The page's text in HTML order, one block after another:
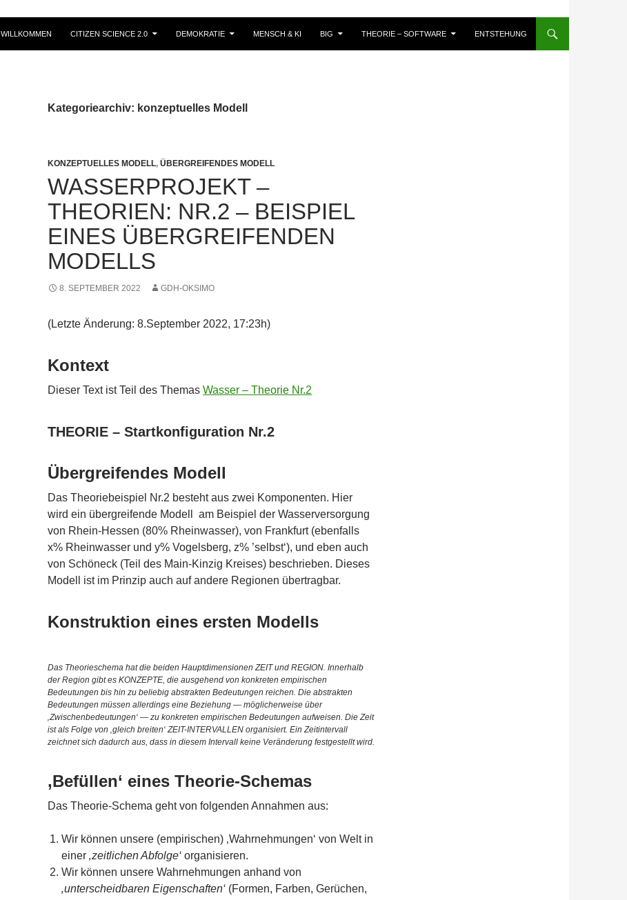
WILLKOMMEN CITIZEN SCIENCE 2.0 DEMOKRATIE MENSCH & KI BIG THEORIE – SOFTWARE ENTSTEHUNG
Kategoriearchiv: konzeptuelles Modell
KONZEPTUELLES MODELL, ÜBERGREIFENDES MODELL
WASSERPROJEKT –
THEORIEN: NR.2 – BEISPIEL
EINES ÜBERGREIFENDEN
MODELLS
8. SEPTEMBER 2022 GDH-OKSIMO
(Letzte Änderung: 8.September 2022, 17:23h)
Kontext
Dieser Text ist Teil des Themas Wasser – Theorie Nr.2
THEORIE – Startkonfiguration Nr.2
Übergreifendes Modell
Das Theoriebeispiel Nr.2 besteht aus zwei Komponenten. Hier
wird ein übergreifende Modell am Beispiel der Wasserversorgung
von Rhein-Hessen (80% Rheinwasser), von Frankfurt (ebenfalls
x% Rheinwasser und y% Vogelsberg, z% ’selbst‘), und eben auch
von Schöneck (Teil des Main-Kinzig Kreises) beschrieben. Dieses
Modell ist im Prinzip auch auf andere Regionen übertragbar.
Konstruktion eines ersten Modells
Das Theorieschema hat die beiden Hauptdimensionen ZEIT und REGION. Innerhalb
der Region gibt es KONZEPTE, die ausgehend von konkreten empirischen
Bedeutungen bis hin zu beliebig abstrakten Bedeutungen reichen. Die abstrakten
Bedeutungen müssen allerdings eine Beziehung — möglicherweise über
‚Zwischenbedeutungen‘ — zu konkreten empirischen Bedeutungen aufweisen. Die Zeit
ist als Folge von ‚gleich breiten‘ ZEIT-INTERVALLEN organisiert. Ein Zeitintervall
zeichnet sich dadurch aus, dass in diesem Intervall keine Veränderung festgestellt wird.
‚Befüllen‘ eines Theorie-Schemas
Das Theorie-Schema geht von folgenden Annahmen aus:
Wir können unsere (empirischen) ‚Wahrnehmungen‘ von Welt in
einer ‚zeitlichen Abfolge‘ organisieren.
Wir können unsere Wahrnehmungen anhand von
‚unterscheidbaren Eigenschaften‘ (Formen, Farben, Gerüchen,